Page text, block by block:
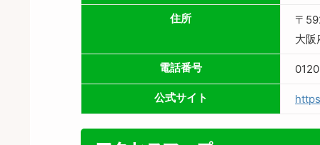
住所
〒
大
電話番号
公式サイト